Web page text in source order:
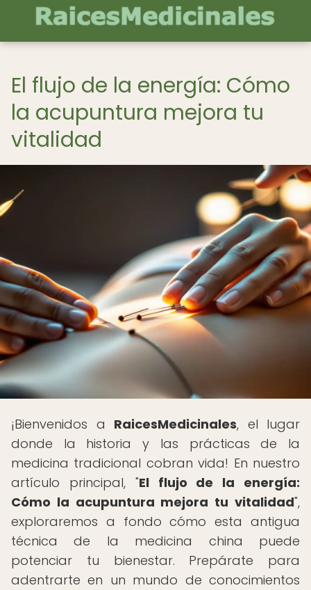
El flujo de la energía: Cómo
la acupuntura mejora tu
vitalidad
¡Bienvenidos a RaicesMedicinales, el lugar
donde la historia y las prácticas de la
medicina tradicional cobran vida! En nuestro
artículo principal, "El flujo de la energía:
Cómo la acupuntura mejora tu vitalidad",
exploraremos a fondo cómo esta antigua
técnica de la medicina china puede
potenciar tu bienestar. Prepárate para
adentrarte en un mundo de conocimientos